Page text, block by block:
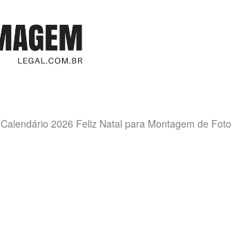
Calendário 2026 Feliz Natal para Montagem de Foto